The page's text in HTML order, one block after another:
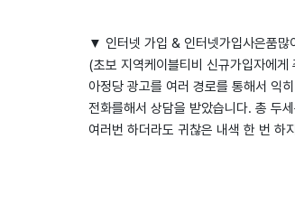
▼ 인터넷 가입 & 인터넷가입사은품
(초보 지역케이블티비 신규가입자에
아정당 광고를 여러 경로를 통해서 익
전화를해서 상담을 받았습니다. 총 두
여러번 하더라도 귀찮은 내색 한 번 하